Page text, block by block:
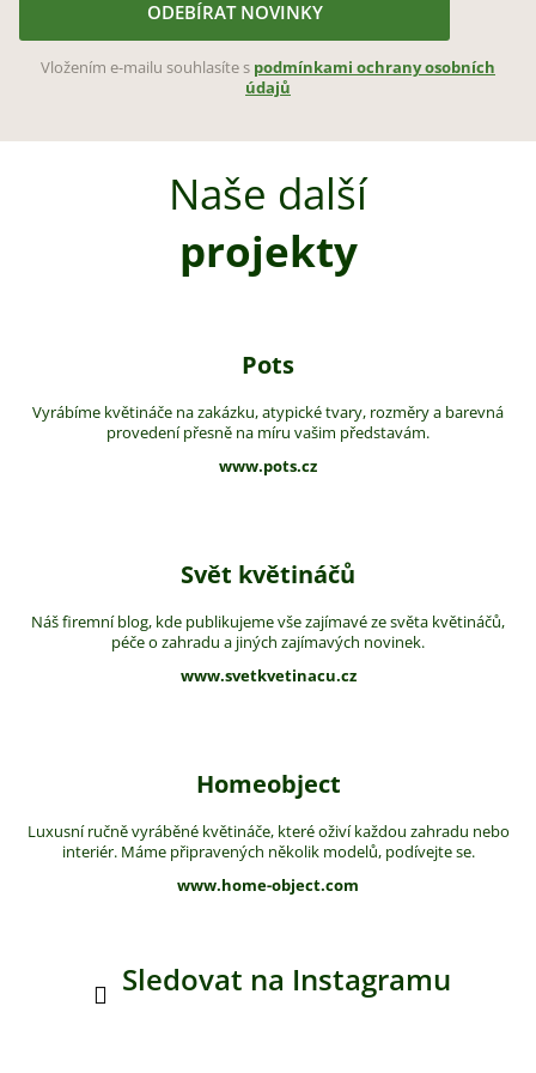
ODEBÍRAT NOVINKY
Vložením e-mailu souhlasíte s podmínkami ochrany osobních
údajů
Naše další
projekty
Pots
Vyrábíme květináče na zakázku, atypické tvary, rozměry a barevná
provedení přesně na míru vašim představám.
www.pots.cz
Svět květináčů
Náš firemní blog, kde publikujeme vše zajímavé ze světa květináčů,
péče o zahradu a jiných zajímavých novinek.
www.svetkvetinacu.cz
Homeobject
Luxusní ručně vyráběné květináče, které oživí každou zahradu nebo
interiér. Máme připravených několik modelů, podívejte se.
www.home-object.com
Sledovat na Instagramu